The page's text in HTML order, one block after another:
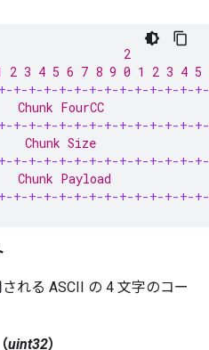
2
2 3 4 5 6 7 8 9 0 1 2 3 4 5
+-+-+-+-+-+-+-+-+-+-+-+-
FourCC
+-+-+-+-+-+-+-+-+-+-+-+-
Size
+-+-+-+-+-+-+-+-+-+-+-+-
Payload
+-+-+-+-+-+-+-+-+-+-+-+-
れる ASCII の 4 文字のコー
uint32）